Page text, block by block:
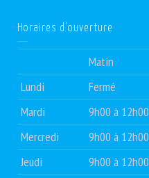
Horaires d’ouverture
Matin
Lundi
Fermé
Mardi
9h00 à 12h00
Mercredi
9h00 à 12h00
Jeudi
9h00 à 12h00